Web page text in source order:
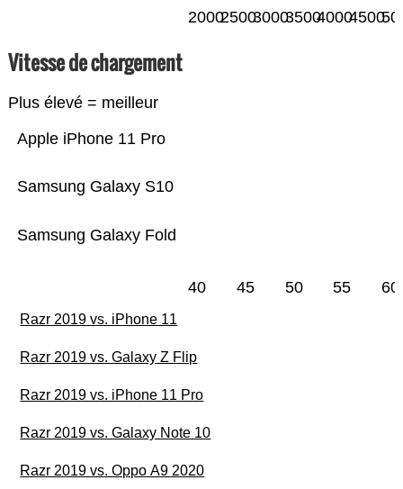
200025003000350040004500
Vitesse de chargement
Plus élevé = meilleur
Samsung Galaxy Fold
Samsung Galaxy S10
Apple iPhone 11 Pro
40 45 50 55 60
Razr 2019 vs. iPhone 11
Razr 2019 vs. Galaxy Z Flip
Razr 2019 vs. iPhone 11 Pro
Razr 2019 vs. Galaxy Note 10
Razr 2019 vs. Oppo A9 2020